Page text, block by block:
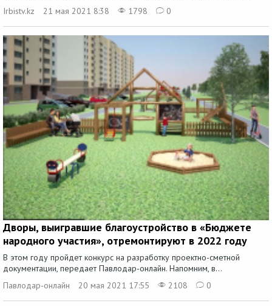
Irbistv.kz
21 мая 2021 8:38 1798 0
Дворы, выигравшие благоустройство в «Бюджете
народного участия», отремонтируют в 2022 году
В этом году пройдет конкурс на разработку проектно-сметной
документации, передает Павлодар-онлайн. Напомним, в...
Павлодар-онлайн
20 мая 2021 17:55 2108 0